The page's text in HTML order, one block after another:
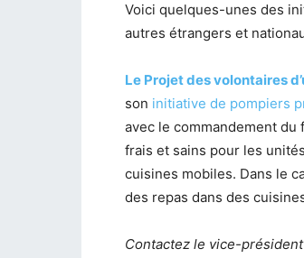
Voici quelques-unes des
autres étrangers et
Le Projet des volontaires
son initiative de pompiers
avec le commandement
frais et sains pour les
cuisines mobiles. Dans le
des repas dans des
Contactez le vice-